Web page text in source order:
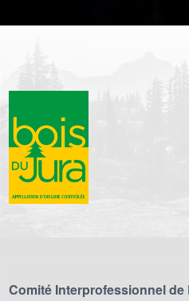
Comité Interprofessionnel